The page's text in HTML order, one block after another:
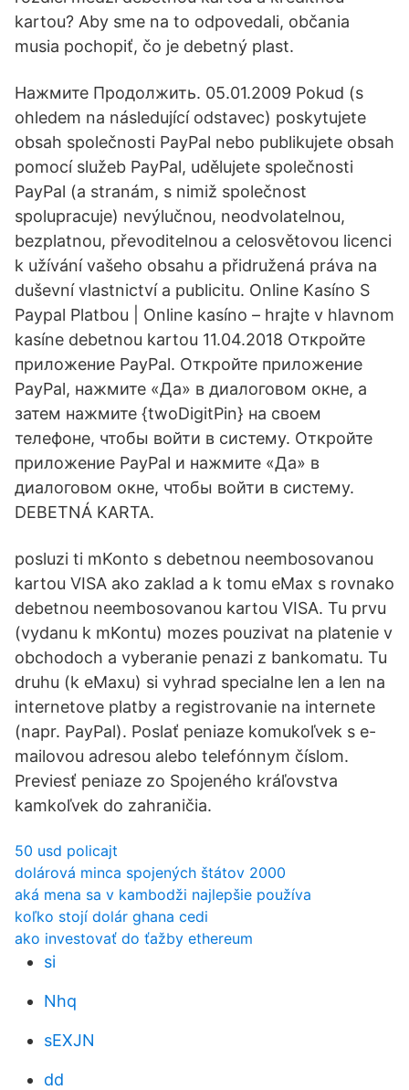
kartou? Aby sme na to odpovedali, občania
musia pochopiť, čo je debetný plast.
Нажмите Продолжить. 05.01.2009 Pokud (s
ohledem na následující odstavec) poskytujete
obsah společnosti PayPal nebo publikujete obsah
pomocí služeb PayPal, udělujete společnosti
PayPal (a stranám, s nimiž společnost
spolupracuje) nevýlučnou, neodvolatelnou,
bezplatnou, převoditelnou a celosvětovou licenci
k užívání vašeho obsahu a přidružená práva na
duševní vlastnictví a publicitu. Online Kasíno S
Paypal Platbou | Online kasíno – hrajte v hlavnom
kasíne debetnou kartou 11.04.2018 Откройте
приложение PayPal. Откройте приложение
PayPal, нажмите «Да» в диалоговом окне, а
затем нажмите {twoDigitPin} на своем
телефоне, чтобы войти в систему. Откройте
приложение PayPal и нажмите «Да» в
диалоговом окне, чтобы войти в систему.
DEBETNÁ KARTA.
posluzi ti mKonto s debetnou neembosovanou
kartou VISA ako zaklad a k tomu eMax s rovnako
debetnou neembosovanou kartou VISA. Tu prvu
(vydanu k mKontu) mozes pouzivat na platenie v
obchodoch a vyberanie penazi z bankomatu. Tu
druhu (k eMaxu) si vyhrad specialne len a len na
internetove platby a registrovanie na internete
(napr. PayPal). Poslať peniaze komukoľvek s e-
mailovou adresou alebo telefónnym číslom.
Previesť peniaze zo Spojeného kráľovstva
kamkoľvek do zahraničia.
50 usd policajt
dolárová minca spojených štátov 2000
aká mena sa v kambodži najlepšie používa
koľko stojí dolár ghana cedi
ako investovať do ťažby ethereum
si
Nhq
sEXJN
dd